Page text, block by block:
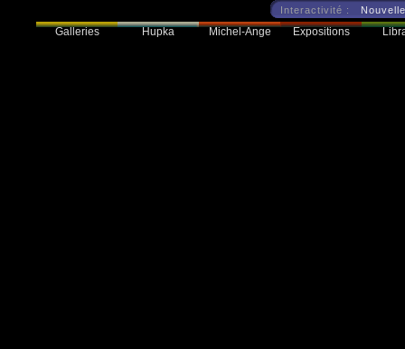
Interactivité :
Galleries Hupka Michel-Ange Expositions